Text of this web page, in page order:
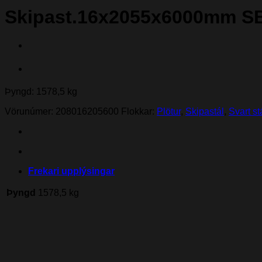
Skipast.16x2055x6000mm
Þyngd: 1578,5 kg
Vörunúmer: 208016205600 Flokkar: Plötur, Skipastál , Svart
Frekari upplýsingar
Þyngd 1578,5 kg